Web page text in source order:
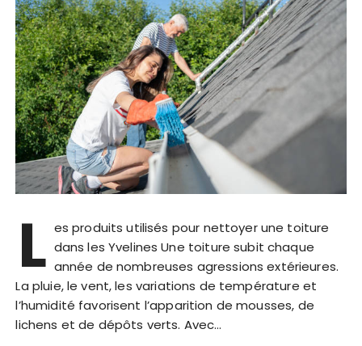
L es produits utilisés pour nettoyer une toiture
dans les Yvelines Une toiture subit chaque
année de nombreuses agressions extérieures.
La pluie, le vent, les variations de température et
l’humidité favorisent l’apparition de mousses, de
lichens et de dépôts verts. Avec…